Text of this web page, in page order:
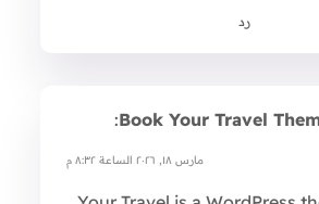
رد
Book Your Travel
:
مارس ١٨, ٢٠٢٦ الساعة ٨:٣٢ م